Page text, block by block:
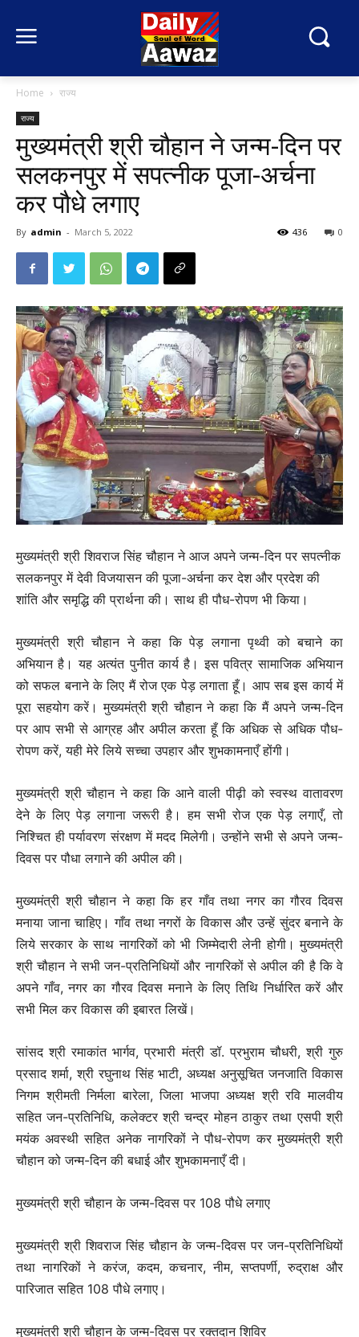
Home राज्य
राज्य
मुख्यमंत्री श्री चौहान ने जन्म-दिन पर
सलकनपुर में सपत्नीक पूजा-अर्चना
कर पौधे लगाए
By admin - March 5, 2022 0
436
मुख्यमंत्री श्री शिवराज सिंह चौहान ने आज अपने जन्म-दिन पर सपत्नीक
सलकनपुर में देवी विजयासन की पूजा-अर्चना कर देश और प्रदेश की
शांति और समृद्धि की प्रार्थना की। साथ ही पौध-रोपण भी किया।
मुख्यमंत्री श्री चौहान ने कहा कि पेड़ लगाना पृथ्वी को बचाने का
अभियान है। यह अत्यंत पुनीत कार्य है। इस पवित्र सामाजिक अभियान
को सफल बनाने के लिए मैं रोज एक पेड़ लगाता हूँ। आप सब इस कार्य में
पूरा सहयोग करें। मुख्यमंत्री श्री चौहान ने कहा कि मैं अपने जन्म-दिन
पर आप सभी से आग्रह और अपील करता हूँ कि अधिक से अधिक पौध-
रोपण करें, यही मेरे लिये सच्चा उपहार और शुभकामनाएँ होंगी।
मुख्यमंत्री श्री चौहान ने कहा कि आने वाली पीढ़ी को स्वस्थ वातावरण
देने के लिए पेड़ लगाना जरूरी है। हम सभी रोज एक पेड़ लगाएँ, तो
निश्चित ही पर्यावरण संरक्षण में मदद मिलेगी। उन्होंने सभी से अपने जन्म-
दिवस पर पौधा लगाने की अपील की।
मुख्यमंत्री श्री चौहान ने कहा कि हर गाँव तथा नगर का गौरव दिवस
मनाया जाना चाहिए। गाँव तथा नगरों के विकास और उन्हें सुंदर बनाने के
लिये सरकार के साथ नागरिकों को भी जिम्मेदारी लेनी होगी। मुख्यमंत्री
श्री चौहान ने सभी जन-प्रतिनिधियों और नागरिकों से अपील की है कि वे
अपने गाँव, नगर का गौरव दिवस मनाने के लिए तिथि निर्धारित करें और
सभी मिल कर विकास की इबारत लिखें।
सांसद श्री रमाकांत भार्गव, प्रभारी मंत्री डॉ. प्रभुराम चौधरी, श्री गुरु
प्रसाद शर्मा, श्री रघुनाथ सिंह भाटी, अध्यक्ष अनुसूचित जनजाति विकास
निगम श्रीमती निर्मला बारेला, जिला भाजपा अध्यक्ष श्री रवि मालवीय
सहित जन-प्रतिनिधि, कलेक्टर श्री चन्द्र मोहन ठाकुर तथा एसपी श्री
मयंक अवस्थी सहित अनेक नागरिकों ने पौध-रोपण कर मुख्यमंत्री श्री
चौहान को जन्म-दिन की बधाई और शुभकामनाएँ दी।
मुख्यमंत्री श्री चौहान के जन्म-दिवस पर 108 पौधे लगाए
मुख्यमंत्री श्री शिवराज सिंह चौहान के जन्म-दिवस पर जन-प्रतिनिधियों
तथा नागरिकों ने करंज, कदम, कचनार, नीम, सप्तपर्णी, रुद्राक्ष और
पारिजात सहित 108 पौधे लगाए।
मुख्यमंत्री श्री चौहान के जन्म-दिवस पर रक्तदान शिविर